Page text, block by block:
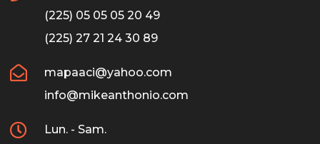
(225) 05 05 05 20 49
(225) 27 21 24 30 89
mapaaci@yahoo.com
info@mikeanthonio.com
Lun. - Sam.